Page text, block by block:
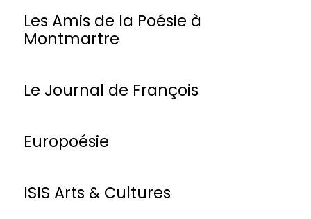
Les Amis de la Poésie à
Montmartre
Le Journal de François
Europoésie
ISIS Arts & Cultures